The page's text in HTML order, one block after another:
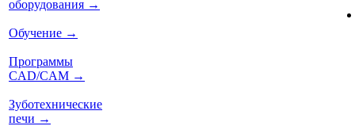
оборудования →
Обучение →
Программы
CAD/CAM →
Зуботехнические
печи →